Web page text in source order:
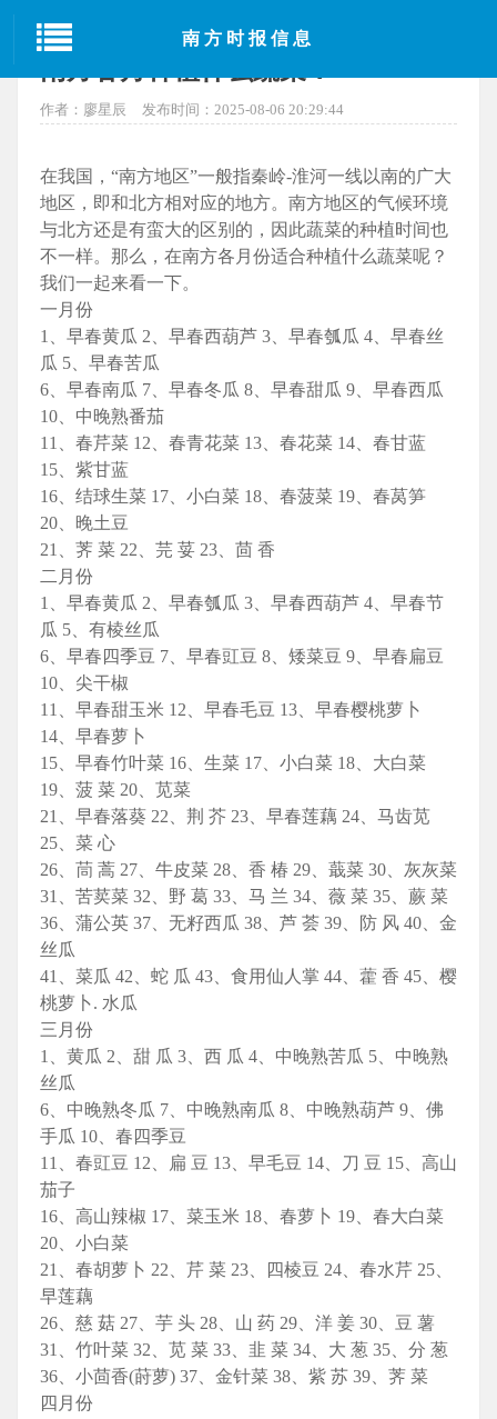
南方时报信息
当前位置：
作者：廖星辰 发布时间：2025-08-06 20:29:44
在我国，“南方地区”一般指秦岭-淮河一线以南的广大
地区，即和北方相对应的地方。南方地区的气候环境
与北方还是有蛮大的区别的，因此蔬菜的种植时间也
不一样。那么，在南方各月份适合种植什么蔬菜呢？
我们一起来看一下。
一月份
1、早春黄瓜 2、早春西葫芦 3、早春瓠瓜 4、早春丝
瓜 5、早春苦瓜
6、早春南瓜 7、早春冬瓜 8、早春甜瓜 9、早春西瓜
10、中晚熟番茄
11、春芹菜 12、春青花菜 13、春花菜 14、春甘蓝
15、紫甘蓝
16、结球生菜 17、小白菜 18、春菠菜 19、春莴笋
20、晚土豆
21、荠 菜 22、芫 荽 23、茴 香
二月份
1、早春黄瓜 2、早春瓠瓜 3、早春西葫芦 4、早春节
瓜 5、有棱丝瓜
6、早春四季豆 7、早春豇豆 8、矮菜豆 9、早春扁豆
10、尖干椒
11、早春甜玉米 12、早春毛豆 13、早春樱桃萝卜
14、早春萝卜
15、早春竹叶菜 16、生菜 17、小白菜 18、大白菜
19、菠 菜 20、苋菜
21、早春落葵 22、荆 芥 23、早春莲藕 24、马齿苋
25、菜 心
26、茼 蒿 27、牛皮菜 28、香 椿 29、蕺菜 30、灰灰菜
31、苦荬菜 32、野 葛 33、马 兰 34、薇 菜 35、蕨 菜
36、蒲公英 37、无籽西瓜 38、芦 荟 39、防 风 40、金
丝瓜
41、菜瓜 42、蛇 瓜 43、食用仙人掌 44、藿 香 45、樱
桃萝卜. 水瓜
三月份
1、黄瓜 2、甜 瓜 3、西 瓜 4、中晚熟苦瓜 5、中晚熟
丝瓜
6、中晚熟冬瓜 7、中晚熟南瓜 8、中晚熟葫芦 9、佛
手瓜 10、春四季豆
11、春豇豆 12、扁 豆 13、早毛豆 14、刀 豆 15、高山
茄子
16、高山辣椒 17、菜玉米 18、春萝卜 19、春大白菜
20、小白菜
21、春胡萝卜 22、芹 菜 23、四棱豆 24、春水芹 25、
早莲藕
26、慈 菇 27、芋 头 28、山 药 29、洋 姜 30、豆 薯
31、竹叶菜 32、苋 菜 33、韭 菜 34、大 葱 35、分 葱
36、小茴香(莳萝) 37、金针菜 38、紫 苏 39、荠 菜
四月份